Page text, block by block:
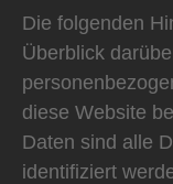
Die folgenden
Überblick
diese Website
Daten sind alle
identifiziert